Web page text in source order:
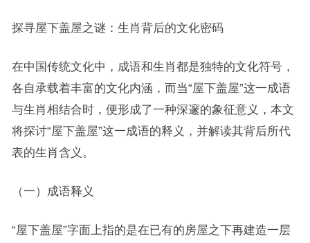
探寻屋下盖屋之谜：生肖背后的文化密码
在中国传统文化中，成语和生肖都是独特的文化符号，
各自承载着丰富的文化内涵，而当“屋下盖屋”这一成语
与生肖相结合时，便形成了一种深邃的象征意义，本文
将探讨“屋下盖屋”这一成语的释义，并解读其背后所代
表的生肖含义。
（一）成语释义
“屋下盖屋”字面上指的是在已有的房屋之下再建造一层